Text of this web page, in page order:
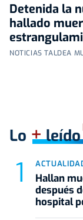
Detenida la
hallado
NOTICIAS TALDEA
Lo +leído
Hallan
después
hospital